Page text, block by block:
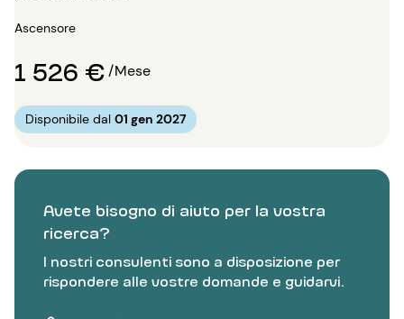
Avete bisogno di aiuto per la vostra
ricerca?
I nostri consulenti sono a disposizione per
rispondere alle vostre domande e guidarvi.
Ascensore
1 526 €/Mese
Disponibile dal 01 gen 2027